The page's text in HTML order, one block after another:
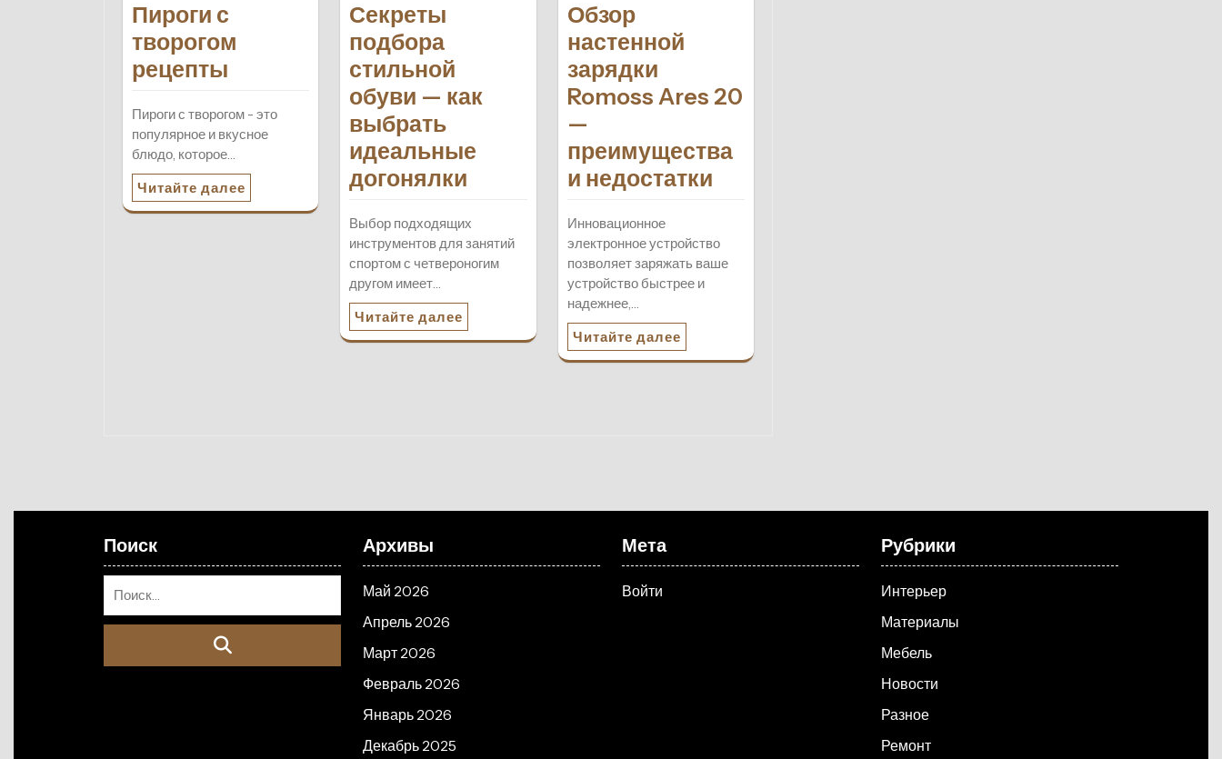
Пироги с
творогом
рецепты
Пироги с творогом - это
популярное и вкусное
блюдо, которое…
Читайте далее
Секреты
подбора
стильной
обуви — как
выбрать
идеальные
догонялки
Выбор подходящих
инструментов для занятий
спортом с четвероногим
другом имеет…
Читайте далее
Обзор
настенной
зарядки
Romoss Ares 20
—
преимущества
и недостатки
Инновационное
электронное устройство
позволяет заряжать ваше
устройство быстрее и
надежнее,…
Читайте далее
Поиск Архивы
Май 2026
Апрель 2026
Март 2026
Февраль 2026
Январь 2026
Декабрь 2025
Мета
Войти
Рубрики
Интерьер
Материалы
Мебель
Новости
Разное
Ремонт